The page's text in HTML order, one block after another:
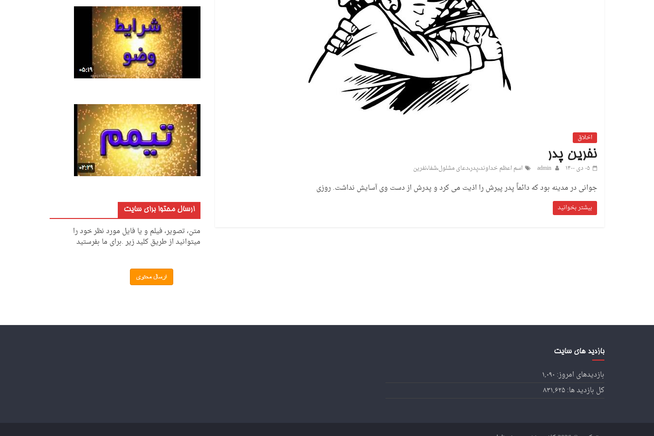
اخلاق
نفرین پدر
۰۵ دی ۱۴۰۰ admin اسم اعظم خداوند،پدر،دعای مشلول،شفا،نفرین
جوانی در مدینه بود که دائماً پدر پیرش را اذیت می کرد و پدرش از دست وی آسایش نداشت. روزی
بیشتر بخوانید ارسال محتوا برای سایت
متن، تصویر، فیلم و یا فایل مورد نظر خود را
میتوانید از طریق کلید زیر .برای ما بفرستید
بازدید های سایت
بازدیدهای امروز: ۱,۰۹۰
کل بازدید ها:۸۳۱,۶۲۵